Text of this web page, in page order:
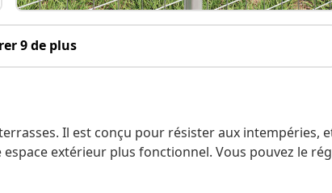
9 de plus
Il est conçu pour résister aux intempéries,
extérieur plus fonctionnel. Vous pouvez le